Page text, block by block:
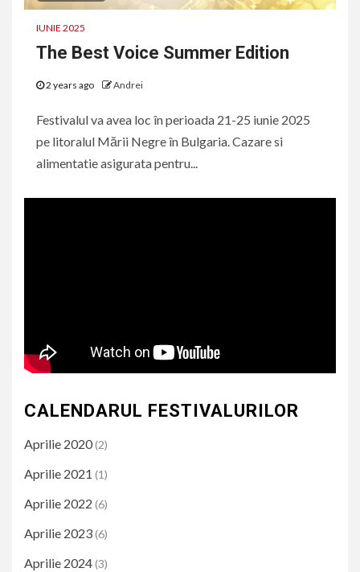
IUNIE 2025
The Best Voice Summer Edition
2 years ago Andrei
Festivalul va avea loc în perioada 21-25 iunie 2025
pe litoralul Mării Negre în Bulgaria. Cazare si
alimentatie asigurata pentru...
CALENDARUL FESTIVALURILOR
Aprilie 2020(2)
Aprilie 2021 (1)
Aprilie 2022 (6)
Aprilie 2023(6)
Aprilie 2024(3)